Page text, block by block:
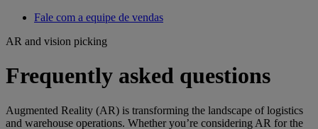
Fale com a equipe de vendas
AR and vision picking
Frequently asked questions
Augmented Reality (AR) is transforming the landscape of logistics
and warehouse operations. Whether you’re considering AR for the